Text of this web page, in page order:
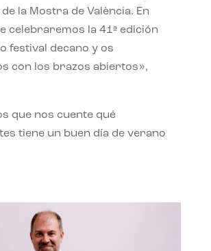
la Mostra de València. En
celebraremos la 41ª edición
festival decano y os
con los brazos abiertos»,
que nos cuente qué
tiene un buen día de verano